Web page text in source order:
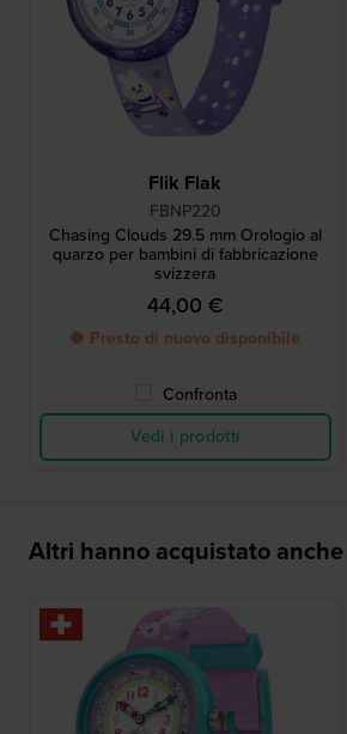
Flik Flak
FBNP220
Chasing Clouds 29.5 mm Orologio al
quarzo per bambini di fabbricazione
svizzera
44,00 €
● Presto di nuovo disponibile
Confronta
Vedi i prodotti
Altri hanno acquistato anche